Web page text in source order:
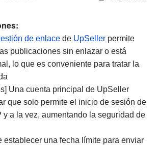
de enlace de UpSeller permite
publicaciones sin enlazar o está
lo que es conveniente para tratar la
Una cuenta principal de UpSeller
que solo permite el inicio de sesión de
y a la vez, aumentando la seguridad de
establecer una fecha límite para enviar